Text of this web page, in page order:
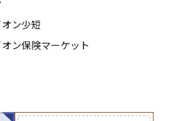
ン少短
ン保険マーケット